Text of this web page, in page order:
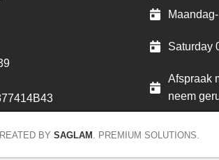
Saturday
Afspraak
neem
BY SAGLAM . PREMIUM SOLUTIONS.